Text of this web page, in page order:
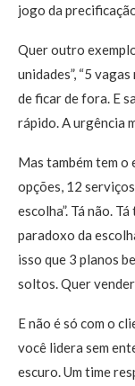
jogo da
Quer outro
unidades”, “5
de ficar de fora. E
rápido. A urgência
Mas também tem
opções, 12
escolha”. Tá não.
paradoxo da
isso que 3 planos
soltos. Quer
E não é só com o
você lidera sem
escuro. Um time